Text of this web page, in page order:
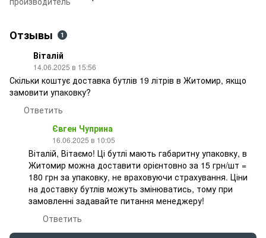
Отзывы 1
Віталій
14.06.2025 в 15:56
Скільки коштує доставка бутлів 19 літрів в Житомир, якщо
замовити упаковку?
Ответить
Євген Чуприна
16.06.2025 в 10:05
Віталій, Вітаємо! Ці бутлі мають габаритну упаковку, в
Житомир можна доставити орієнтовно за 15 грн/шт =
180 грн за упаковку, не враховуючи страхування. Ціни
на доставку бутлів можуть змінюватись, тому при
замовленні задавайте питання менеджеру!
Ответить